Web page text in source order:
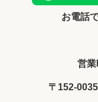
お電話
営
〒152-